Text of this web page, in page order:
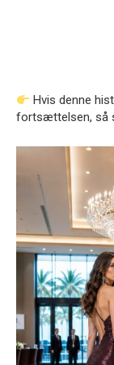
Hvis denne
fortsættelsen, så